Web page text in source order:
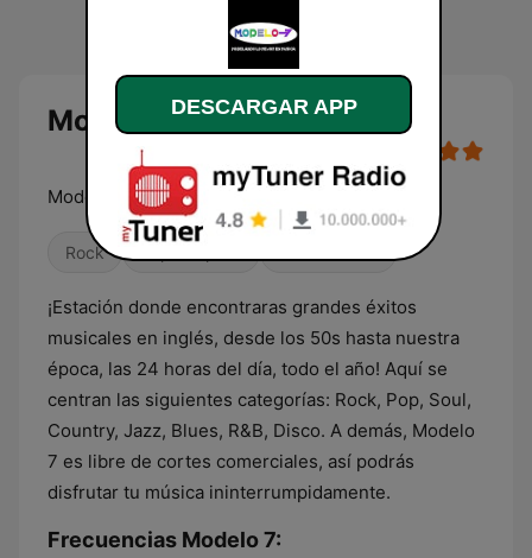
Modelo 7 en vivo
Modelando lo mejor en musica
Rock
¡Estación donde encontraras grandes éxitos
musicales en inglés, desde los 50s hasta nuestra
época, las 24 horas del día, todo el año! Aquí se
centran las siguientes categorías: Rock, Pop, Soul,
Country, Jazz, Blues, R&B, Disco. A demás, Modelo
7 es libre de cortes comerciales, así podrás
disfrutar tu música ininterrumpidamente.
Frecuencias Modelo 7:
DESCARGAR APP